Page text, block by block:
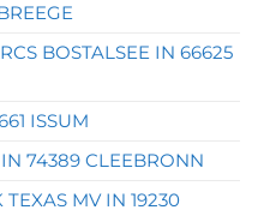
BOSTALSEE IN 66625
ISSUM
74389 CLEEBRONN
MV IN 19230